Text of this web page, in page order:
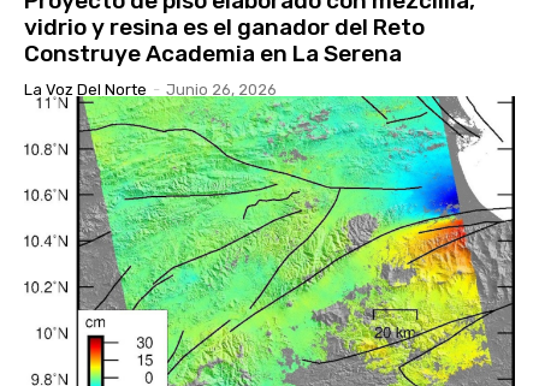
vidrio y resina es el ganador del Reto
Construye Academia en La Serena
La Voz Del Norte - Junio 26, 2026